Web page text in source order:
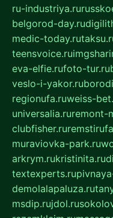
ru-industriya.ru
belgorod-day.ru
medic-today.ru
teensvoice.ru
eva-elfie.rufoto-tur.ru
veslo-i-yakor.ru
regionufa.ruweiss-
universalia.ruremont-
clubfisher.ru
muraviovka-park.ru
arkrym.rukristinita.ru
textexperts.ru
demolalapaluza.ru
msdip.rujdol.ru